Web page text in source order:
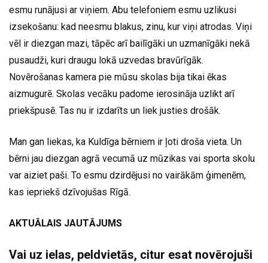
esmu runājusi ar viņiem. Abu telefoniem esmu uzlikusi
izsekošanu: kad neesmu blakus, zinu, kur viņi atrodas. Viņi
vēl ir diezgan mazi, tāpēc arī bailīgāki un uzmanīgāki nekā
pusaudži, kuri draugu lokā uzvedas bravūrīgāk.
Novērošanas kamera pie mūsu skolas bija tikai ēkas
aizmugurē. Skolas vecāku padome ierosināja uzlikt arī
priekšpusē. Tas nu ir izdarīts un liek justies drošāk.
Man gan liekas, ka Kuldīga bērniem ir ļoti droša vieta. Un
bērni jau diezgan agrā vecumā uz mūzikas vai sporta skolu
var aiziet paši. To esmu dzirdējusi no vairākām ģimenēm,
kas iepriekš dzīvojušas Rīgā.
AKTUĀLAIS JAUTĀJUMS
Vai uz ielas, peldvietās, citur esat novērojuši